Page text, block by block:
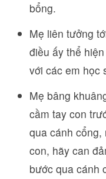
bổng.
Mẹ liên tưởng
điều ấy thể
với các em học
Mẹ bâng
cầm tay con
qua cánh cổng,
con, hãy can
bước qua cánh